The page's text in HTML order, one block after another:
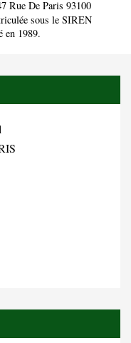
Rue De Paris 93100
sous le SIREN
en 1989.